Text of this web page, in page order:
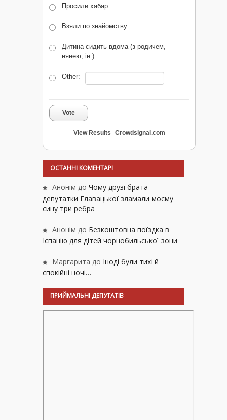
Просили хабар
Взяли по знайомству
Дитина сидить вдома (з родичем,
нянею, ін.)
Other:
Vote
View Results Crowdsignal.com
ОСТАННІ КОМЕНТАРІ
Анонім до Чому друзі брата
депутатки Главацької зламали моєму
сину три ребра
Анонім до Безкоштовна поїздка в
Іспанію для дітей чорнобильської зони
Маргарита до Іноді були тихі й
спокійні ночі…
ПРИЙМАЛЬНІ ДЕПУТАТІВ